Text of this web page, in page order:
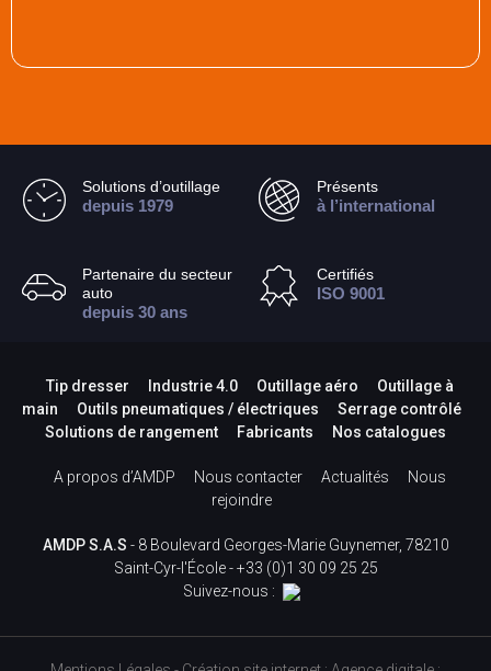
Solutions d’outillage
depuis 1979
Présents
à l’international
Partenaire du secteur
auto
depuis 30 ans
Certifiés
ISO 9001
Tip dresser Industrie 4.0 Outillage aéro
Outillage à
main
Outils pneumatiques / électriques
Serrage contrôlé
Solutions de rangement
Fabricants Nos catalogues
A propos d’AMDP Nous contacter Actualités
Nous
rejoindre
AMDP S.A.S - 8 Boulevard Georges-Marie Guynemer, 78210
Saint-Cyr-l'École -+33 (0)1 30 09 25 25
Suivez-nous :